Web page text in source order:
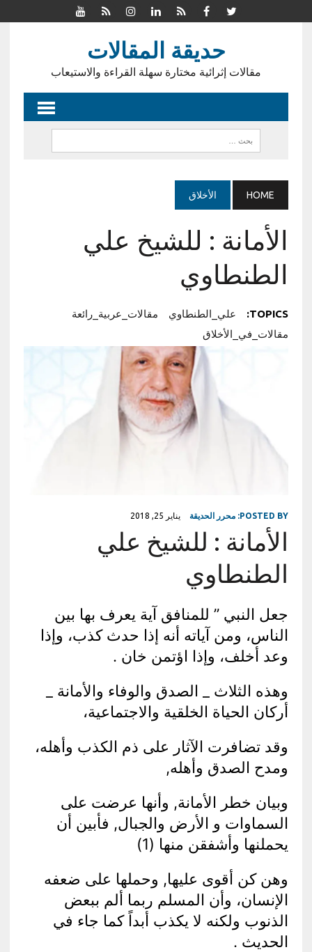
حديقة المقالات
مقالات إثرائية مختارة سهلة القراءة والاستيعاب
HOME الأخلاق
الأمانة : للشيخ علي
الطنطاوي
TOPICS: علي_الطنطاوي
مقالات_عربية_رائعة
مقالات_في_الأخلاق
POSTED BY: محرر الحديقة يناير 25, 2018
الأمانة : للشيخ علي
الطنطاوي
جعل النبي ” للمنافق آية يعرف بها بين
الناس، ومن آياته أنه إذا حدث كذب، وإذا
وعد أخلف، وإذا اؤتمن خان .
وهذه الثلاث _ الصدق والوفاء والأمانة _
أركان الحياة الخلقية والاجتماعية،
وقد تضافرت الآثار على ذم الكذب وأهله،
ومدح الصدق وأهله,
وبيان خطر الأمانة, وأنها عرضت على
السماوات و الأرض والجبال, فأبين أن
يحملنها وأشفقن منها (1)
وهن كن أقوى عليها, وحملها على ضعفه
الإنسان، وأن المسلم ربما ألم ببعض
الذنوب ولكنه لا يكذب أبداً كما جاء في
الحديث .